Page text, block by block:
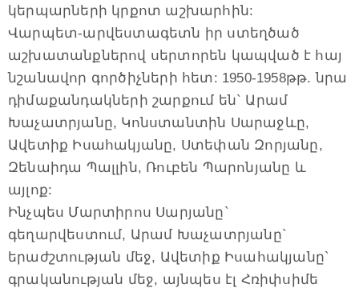
կերպարների կրքոտ աշխարհին:
Վարպետ-արվեստագետն իր ստեղծած
աշխատանքներով սերտորեն կապված է հայ
նշանավոր գործիչների հետ: 1950-1958թթ. նրա
դիմաքանդակների շարքում են` Արամ
Խաչատրյանը, Կոնստանտին Սարաջևը,
Ավետիք Իսահակյանը, Ստեփան Զորյանը,
Զենաիդա Պալլին, Ռուբեն Պարոնյանը և
այլոք:
Ինչպես Մարտիրոս Սարյանը`
գեղարվեստում, Արամ Խաչատրյանը`
երաժշտության մեջ, Ավետիք Իսահակյանը`
գրականության մեջ, այնպես էլ Հռիփսիմե